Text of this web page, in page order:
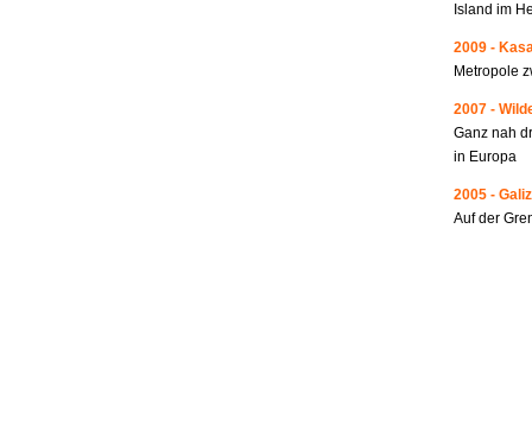
Island im
2009 -
Metropole
2007 -
Ganz nah
in Europa
2005 -
Auf der